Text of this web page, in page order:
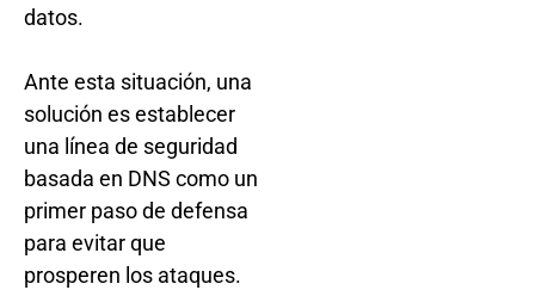
datos.
Ante esta situación, una
solución es establecer
una línea de seguridad
basada en DNS como un
primer paso de defensa
para evitar que
prosperen los ataques.